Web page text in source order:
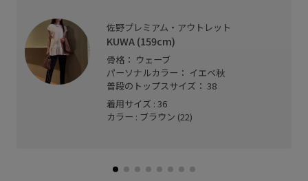
佐野プレミアム・アウトレット
KUWA (159cm)
骨格： ウェーブ
パーソナルカラー： イエベ秋
普段のトップスサイズ： 38
着用サイズ : 36
カラー : ブラウン (22)